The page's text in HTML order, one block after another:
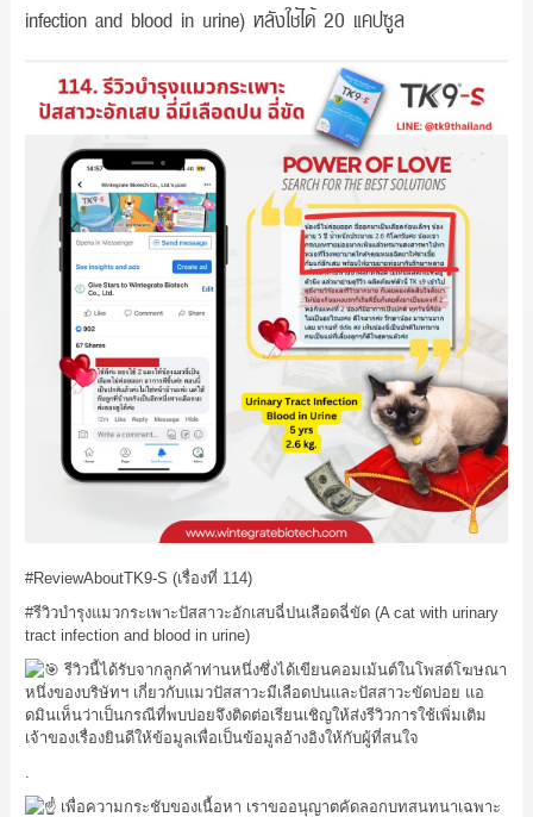
infection and blood in urine) หลังใช้ได้ 20 แคปซูล
#ReviewAboutTK9-S (เรื่องที่ 114)
#รีวิวบำรุงแมวกระเพาะปัสสาวะอักเสบฉี่ปนเลือดฉี่ขัด(A cat with urinary
tract infection and blood in urine)
รีวิวนี้ได้รับจากลูกค้าท่านหนึ่งซึ่งได้เขียนคอมเม้นต์ในโพสต์โฆษณา
หนึ่งของบริษัทฯ เกี่ยวกับแมวปัสสาวะมีเลือดปนและปัสสาวะขัดบ่อย แอ
ดมินเห็นว่าเป็นกรณีที่พบบ่อยจึงติดต่อเรียนเชิญให้ส่งรีวิวการใช้เพิ่มเติม
เจ้าของเรื่องยินดีให้ข้อมูลเพื่อเป็นข้อมูลอ้างอิงให้กับผู้ที่สนใจ
เพื่อความกระชับของเนื้อหา เราขออนุญาตคัดลอกบทสนทนาเฉพาะ